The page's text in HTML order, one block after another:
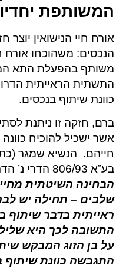
המשותפת יחדיו
אורח חיי הנישואין
הנכסים: משהוכחו אורח
משותף בהפעלת התא
התשתית הראייתית
כוונת שיתוף בנכסים.
ברם, חזקה זו ניתנת
אשר ישכיל להוכיח
חייהם. הנשיא שמגר
בע”א 806/93 הדרי נ’ הדרי בעמ’ 690 וקבע:
הבחינה השיטתית
שלבים – תחילה יש
ראייתית בדבר שיתוף
התשובה לכך היא
על בן הזוג המבקש
התגבשה כוונת שיתוף